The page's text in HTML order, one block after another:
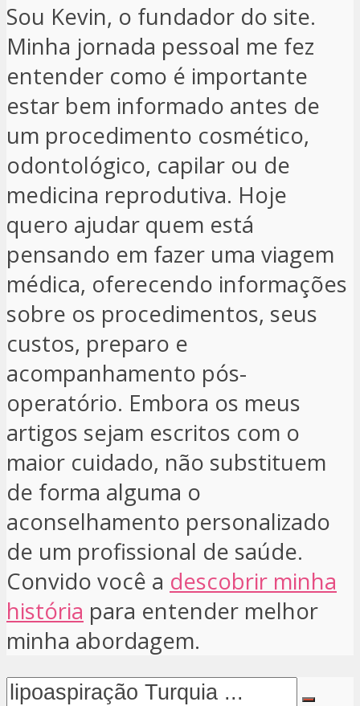
Sou Kevin, o fundador do site.
Minha jornada pessoal me fez
entender como é importante
estar bem informado antes de
um procedimento cosmético,
odontológico, capilar ou de
medicina reprodutiva. Hoje
quero ajudar quem está
pensando em fazer uma viagem
médica, oferecendo informações
sobre os procedimentos, seus
custos, preparo e
acompanhamento pós-
operatório. Embora os meus
artigos sejam escritos com o
maior cuidado, não substituem
de forma alguma o
aconselhamento personalizado
de um profissional de saúde.
Convido você a descobrir minha
história para entender melhor
minha abordagem.